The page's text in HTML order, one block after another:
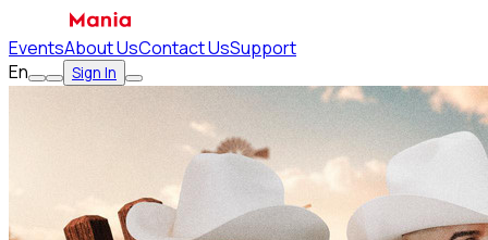
EventsAbout UsContact UsSupport
En
Sign In